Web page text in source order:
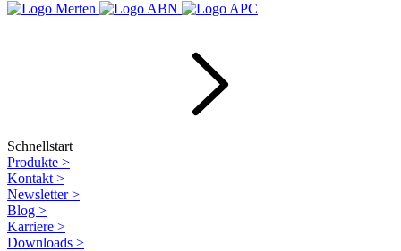
Schnellstart
Produkte >
Kontakt >
Newsletter>
Blog >
Karriere >
Downloads >